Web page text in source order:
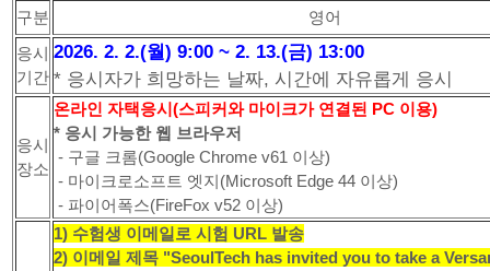
구분
영어
응시
기간
2026. 2. 2.(월) 9:00 ~ 2. 13.(금) 13:00
* 응시자가 희망하는 날짜, 시간에 자유롭게 응시
응시
장소
온라인 자택응시(스피커와 마이크가 연결된 PC 이용)
* 응시 가능한 웹 브라우저
- 구글 크롬(Google Chrome v61 이상)
- 마이크로소프트 엣지(Microsoft Edge 44 이상)
- 파이어폭스(FireFox v52 이상)
1) 수험생 이메일로 시험 URL 발송
2) 이메일 제목 "SeoulTech has invited you to take a